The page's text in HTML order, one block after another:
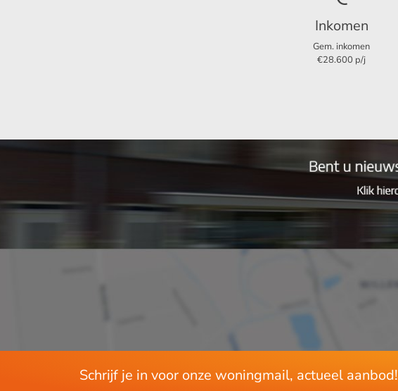
Afmetingen
Tuin oppervlakte
Inkomen
Gem. inkomen
€28.600 p/j
Schrijf je in voor onze woningmail, actueel aanbod!